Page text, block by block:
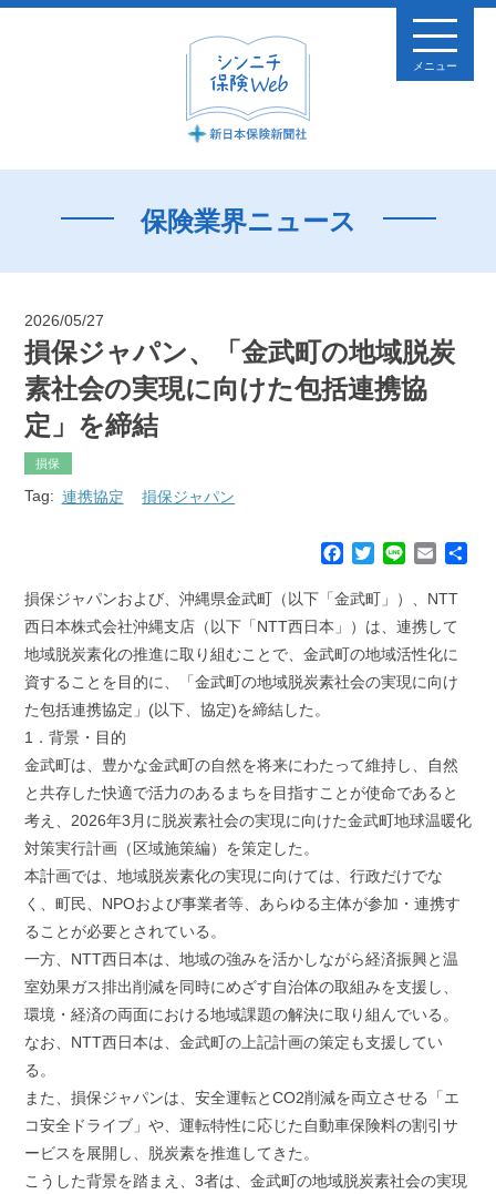
メニュー
保険業界ニュース
2026/05/27
損保ジャパン、「金武町の地域脱炭
素社会の実現に向けた包括連携協
定」を締結
損保
Tag: 連携協定 損保ジャパン
c
e
b
o
o
T
i
t
e
r
e
E
a
損保ジャパンおよび、沖縄県金武町（以下「金武町」）、NTT
西日本株式会社沖縄支店（以下「NTT西日本」）は、連携して
地域脱炭素化の推進に取り組むことで、金武町の地域活性化に
資することを目的に、「金武町の地域脱炭素社会の実現に向け
た包括連携協定」(以下、協定)を締結した。
1．背景・目的
金武町は、豊かな金武町の自然を将来にわたって維持し、自然
と共存した快適で活力のあるまちを目指すことが使命であると
考え、2026年3月に脱炭素社会の実現に向けた金武町地球温暖化
対策実行計画（区域施策編）を策定した。
本計画では、地域脱炭素化の実現に向けては、行政だけでな
く、町民、NPOおよび事業者等、あらゆる主体が参加・連携す
ることが必要とされている。
一方、NTT西日本は、地域の強みを活かしながら経済振興と温
室効果ガス排出削減を同時にめざす自治体の取組みを支援し、
環境・経済の両面における地域課題の解決に取り組んでいる。
なお、NTT西日本は、金武町の上記計画の策定も支援してい
る。
また、損保ジャパンは、安全運転とCO2削減を両立させる「エ
コ安全ドライブ」や、運転特性に応じた自動車保険料の割引サ
ービスを展開し、脱炭素を推進してきた。
こうした背景を踏まえ、3者は、金武町の地域脱炭素社会の実現